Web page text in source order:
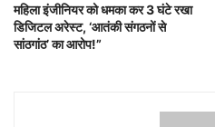
महिला इंजीनियर को धमका कर 3 घंटे रखा
डिजिटल अरेस्ट, ‘आतंकी संगठनों से
सांठगांठ’ का आरोप!”